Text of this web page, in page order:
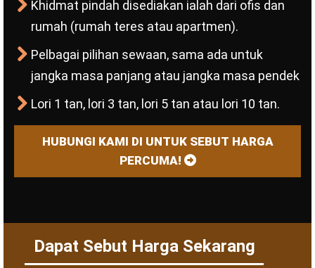
Khidmat pindah disediakan ialah dari ofis dan
rumah (rumah teres atau apartmen).
Pelbagai pilihan sewaan, sama ada untuk
jangka masa panjang atau jangka masa pendek
Lori 1 tan, lori 3 tan, lori 5 tan atau lori 10 tan.
HUBUNGI KAMI DI UNTUK SEBUT HARGA
PERCUMA!
Dapat Sebut Harga Sekarang